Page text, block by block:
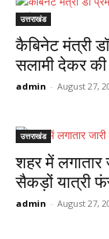
उत्तराखंड
कैबिनेट मंत्री
सलामी देकर की
admin - August 27,
उत्तराखंड
शहर में लगातार
सैकड़ों यात्री
admin - August 27,